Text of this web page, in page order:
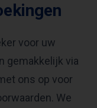
voor uw
gemakkelijk via
ons op voor
We